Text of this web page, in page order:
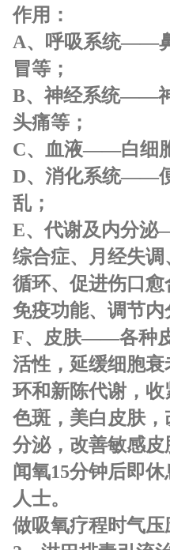
作用：
A、呼吸系统——
冒等；
B、神经系统——
头痛等；
C、血液——白细
D、消化系统——
乱；
E、代谢及内分
综合症、月经失
循环、促进伤口
免疫功能、调节内
F、皮肤——各种
活性，延缓细胞
环和新陈代谢，
色斑，美白皮肤
分泌，改善敏感皮
闻氧15分钟后即
人士。
做吸氧疗程时气压